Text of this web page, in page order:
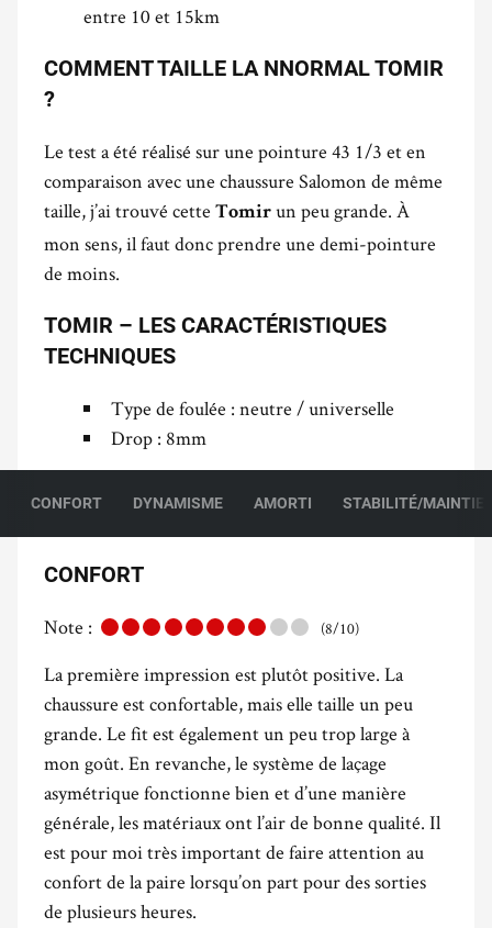
entre 10 et 15km
COMMENT TAILLE LA NNORMAL TOMIR
?
Le test a été réalisé sur une pointure 43 1/3 et en
comparaison avec une chaussure Salomon de même
taille, j’ai trouvé cette Tomir un peu grande. À
mon sens, il faut donc prendre une demi-pointure
de moins.
TOMIR – LES CARACTÉRISTIQUES
TECHNIQUES
Type de foulée : neutre / universelle
Drop : 8mm
CONFORT DYNAMISME AMORTI STABILITÉ/
CONFORT
Note : (8/10)
La première impression est plutôt positive. La
chaussure est confortable, mais elle taille un peu
grande. Le fit est également un peu trop large à
mon goût. En revanche, le système de laçage
asymétrique fonctionne bien et d’une manière
générale, les matériaux ont l’air de bonne qualité. Il
est pour moi très important de faire attention au
confort de la paire lorsqu’on part pour des sorties
de plusieurs heures.